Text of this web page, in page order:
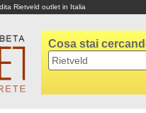
Rietveld outlet in Italia
Cosa stai